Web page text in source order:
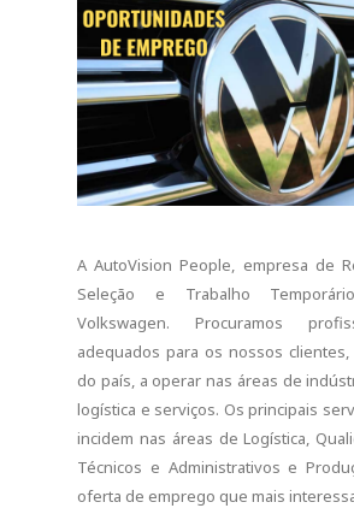
A AutoVision People, empresa de
Seleção e Trabalho
Volkswagen. Procuramos
adequados para os nossos
do país, a operar nas áreas de
logística e serviços. Os principais
incidem nas áreas de Logística,
Técnicos e Administrativos e
oferta de emprego que mais